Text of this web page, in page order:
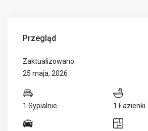
Przegląd
Zaktualizowano:
25 maja, 2026
1 Sypialnie 1 Łazienki